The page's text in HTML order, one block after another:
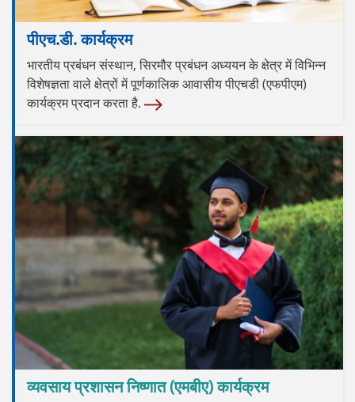
पीएच.डी. कार्यक्रम
भारतीय प्रबंधन संस्थान, सिरमौर प्रबंधन अध्ययन के क्षेत्र में विभिन्न
विशेषज्ञता वाले क्षेत्रों में पूर्णकालिक आवासीय पीएचडी (एफपीएम)
कार्यक्रम प्रदान करता है.
व्यवसाय प्रशासन निष्णात (एमबीए) कार्यक्रम